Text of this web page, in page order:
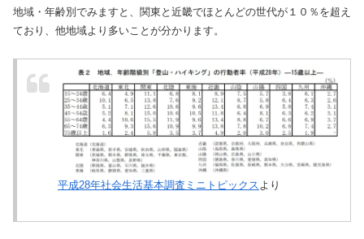
地域・年齢別でみますと、関東と近畿でほとんどの世代が１０％を超え
ており、他地域より多いことが分かります。
平成28年社会生活基本調査ミニトピックスより